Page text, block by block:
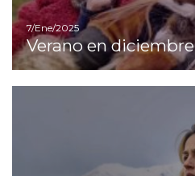
7/Ene/2025
Verano en diciembre